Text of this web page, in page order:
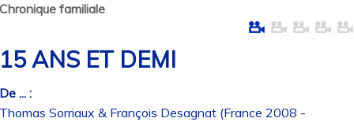
familiale
ANS ET DEMI
... :
Sorriaux & François Desagnat (France 2008 -